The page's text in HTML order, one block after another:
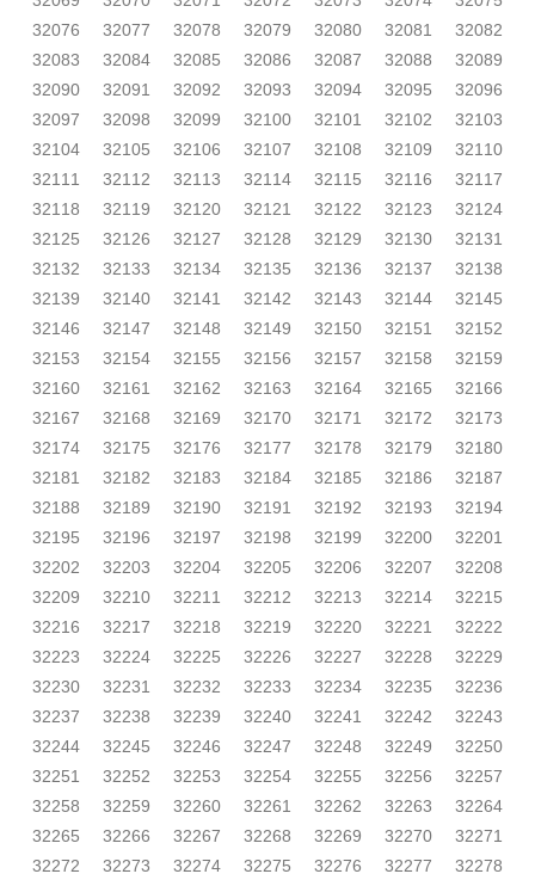
32076
32077 32078 32079 32080 32081
32082
32083
32084 32085 32086 32087 32088
32089
32090
32091 32092 32093 32094 32095
32096
32097
32098 32099 32100 32101 32102
32103
32104
32105 32106 32107 32108 32109
32110
32111
32112 32113 32114 32115 32116
32117
32118
32119 32120 32121 32122 32123
32124
32125
32126 32127 32128 32129 32130
32131
32132
32133 32134 32135 32136 32137
32138
32139
32140 32141 32142 32143 32144
32145
32146
32147 32148 32149 32150 32151
32152
32153
32154 32155 32156 32157 32158
32159
32160
32161 32162 32163 32164 32165
32166
32167
32168 32169 32170 32171 32172
32173
32174
32175 32176 32177 32178 32179
32180
32181
32182 32183 32184 32185 32186
32187
32188
32189 32190 32191 32192 32193
32194
32195
32196 32197 32198 32199 32200
32201
32202
32203 32204 32205 32206 32207
32208
32209
32210 32211 32212 32213 32214
32215
32216
32217 32218 32219 32220 32221
32222
32223
32224 32225 32226 32227 32228
32229
32230
32231 32232 32233 32234 32235
32236
32237
32238 32239 32240 32241 32242
32243
32244
32245 32246 32247 32248 32249
32250
32251
32252 32253 32254 32255 32256
32257
32258
32259 32260 32261 32262 32263
32264
32265
32266 32267 32268 32269 32270
32271
32272
32273 32274 32275 32276 32277
32278